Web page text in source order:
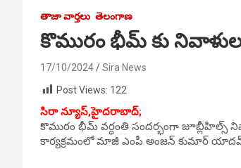
తాజా వార్తలు తెలంగాణ
కొమురం భీమ్ కు
17/10/2024
Sira News
Post Views: 122
సిరా న్యూస్,హైదరాబాద్;
కొమురం భీమ్ వర్ధంతి సందర్భంగా జూబ్లీహిల్స్
కార్యక్రమంలో మాజీ ఎంపీ అంజన్ కుమార్